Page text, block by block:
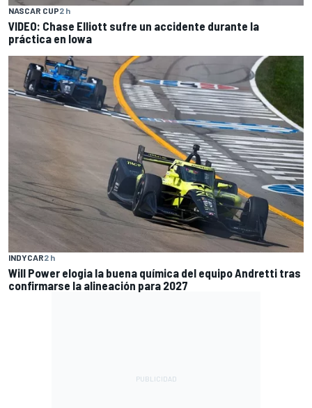
NASCAR CUP2 h
VIDEO: Chase Elliott sufre un accidente durante la
práctica en Iowa
INDYCAR2 h
Will Power elogia la buena química del equipo Andretti tras
confirmarse la alineación para 2027